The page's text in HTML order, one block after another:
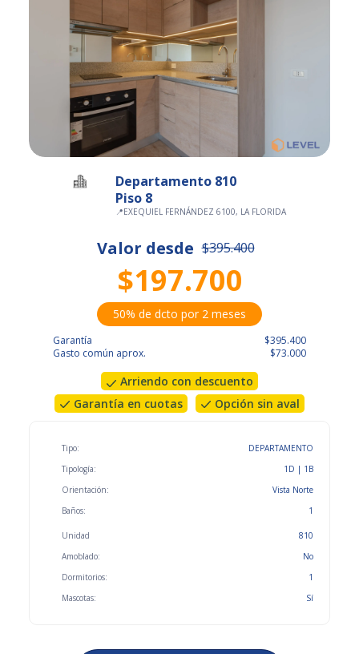
Departamento 810
Piso 8
📍EXEQUIEL FERNÁNDEZ 6100, LA FLORIDA
Valor desde $395.400
$197.700
50% de dcto por 2 meses
Garantía
Gasto común aprox.
$395.400
$73.000
Arriendo con descuento
Garantía en cuotas
Opción sin aval
Tipo:
Tipología:
Orientación:
Baños:
DEPARTAMENTO
1D | 1B
Vista Norte
1
Unidad
Amoblado:
Dormitorios:
Mascotas:
810
No
1
Sí